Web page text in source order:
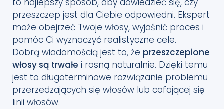
to najlepszy sposób, aby dowiedzieć się, czy
przeszczep jest dla Ciebie odpowiedni. Ekspert
może obejrzeć Twoje włosy, wyjaśnić proces i
pomóc Ci wyznaczyć realistyczne cele.
Dobrą wiadomością jest to, że przeszczepione
włosy są trwałe i rosną naturalnie. Dzięki temu
jest to długoterminowe rozwiązanie problemu
przerzedzających się włosów lub cofającej się
linii włosów.